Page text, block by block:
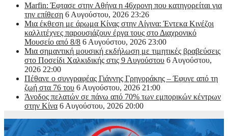
Marfin: Έφτασε στην Αθήνα η 46χρονη που κατηγορείται για
την επίθεση 6 Αυγούστου, 2026 23:26
Μια έκθεση με άρωμα Κίνας στην Αίγινα: Έντεκα Κινέζοι
καλλιτέχνες παρουσιάζουν έργα τους στο Διαχρονικό
Μουσείο από 8/8 6 Αυγούστου, 2026 23:00
Μια σημαντική μουσική εκδήλωση με τιμητικές βραβεύσεις
στο Ποσείδι Χαλκιδικής στις 9 Αυγούστου 6 Αυγούστου,
2026 22:00
Πέθανε ο συγγραφέας Γιάννης Γρηγοράκης – Έφυγε από τη
ζωή στα 76 του 6 Αυγούστου, 2026 21:00
Άνοδος πελατών σε πάνω από 70% των εμπορικών κέντρων
στην Κίνα 6 Αυγούστου, 2026 20:00